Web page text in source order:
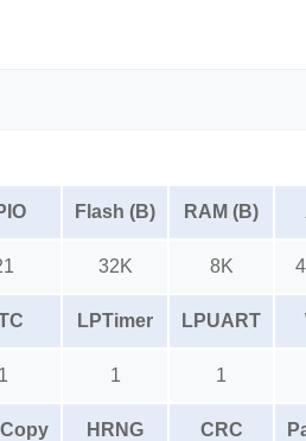
Flash (B) RAM (B)
32K 8K
LPTimer LPUART
1 1 1
HRNG CRC